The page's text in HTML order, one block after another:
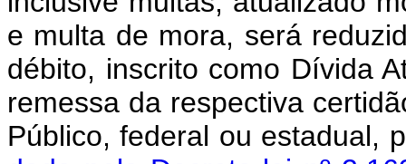
e multa de mora, será
débito, inscrito como Dívida
remessa da respectiva
Público, federal ou estadual,